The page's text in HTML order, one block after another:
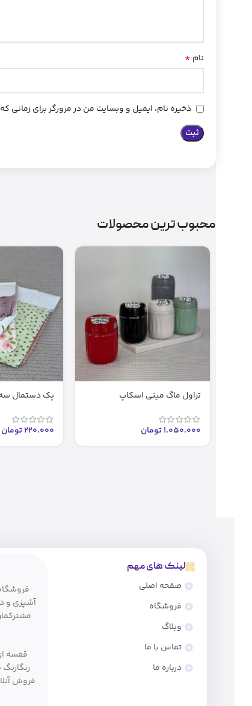
نام *
ذخیره نام، ایمیل و وبسایت من در مرورگر برای
محبوب ترین محصولات
تراول ماگ مینی اسکاپ
1.050.000تومان
پک دستمال
220.000تومان
لینک های مهم
صفحه اصلی
فروشگاه
وبلاگ
تماس با ما
درباره ما
قفسه
فروش